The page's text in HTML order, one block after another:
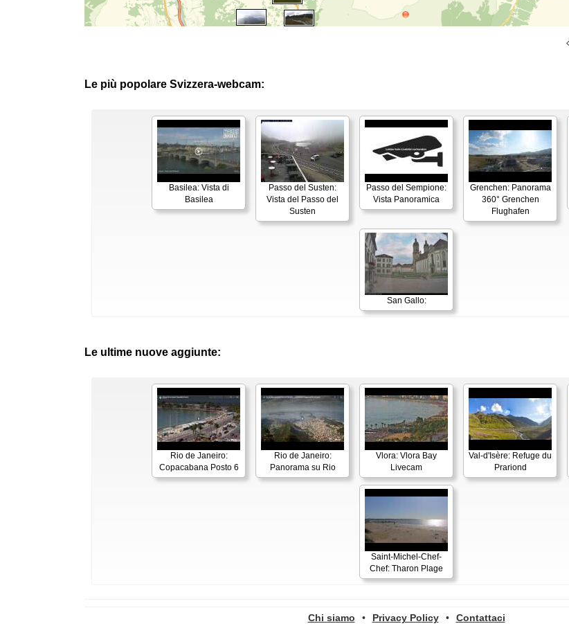
Le più popolare Svizzera-webcam:
Basilea: Vista di
Basilea
Passo del Susten:
Vista del Passo del
Susten
Passo del Sempione:
Vista Panoramica
Grenchen: Panorama
360° Grenchen
Flughafen
San Gallo:
Le ultime nuove aggiunte:
Rio de Janeiro:
Copacabana Posto 6
Rio de Janeiro:
Panorama su Rio
Vlora: Vlora Bay
Livecam
Val-d'Isère: Refuge du
Prariond
Saint-Michel-Chef-
Chef: Tharon Plage
Chi siamo • Privacy Policy •
Contattaci